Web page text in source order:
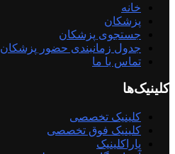
خانه
پزشکان
جستجوی پزشکان
جدول زمانبندی حضور پزشکان
تماس با ما
کلینیک‌ها
کلینیک تخصصی
کلینیک فوق تخصصی
پاراکلینیک